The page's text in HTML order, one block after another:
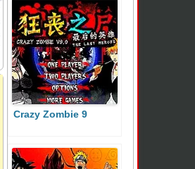
Crazy Zombie 9